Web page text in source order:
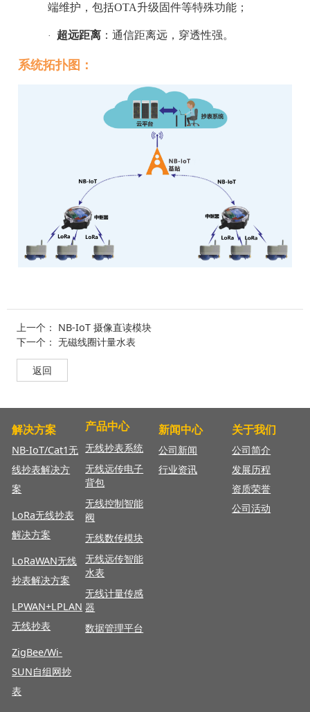
端维护，包括OTA升级固件等特殊功能；
· 超远距离： 通信距离远，穿透性强。
系统拓扑图：
上一个： NB-IoT 摄像直读模块
下一个：无磁线圈计量水表
返回
解决方案
NB-IoT/Cat1无
线抄表解决方
案
LoRa无线抄表
解决方案
LoRaWAN无线
抄表解决方案
LPWAN+LPLAN
无线抄表
ZigBee/Wi-
SUN自组网抄
表
产品中心
无线抄表系统
无线远传电子
背包
无线控制智能
阀
无线数传模块
无线远传智能
水表
无线计量传感
器
数据管理平台
新闻中心
公司新闻
行业资讯
关于我们
公司简介
发展历程
资质荣誉
公司活动